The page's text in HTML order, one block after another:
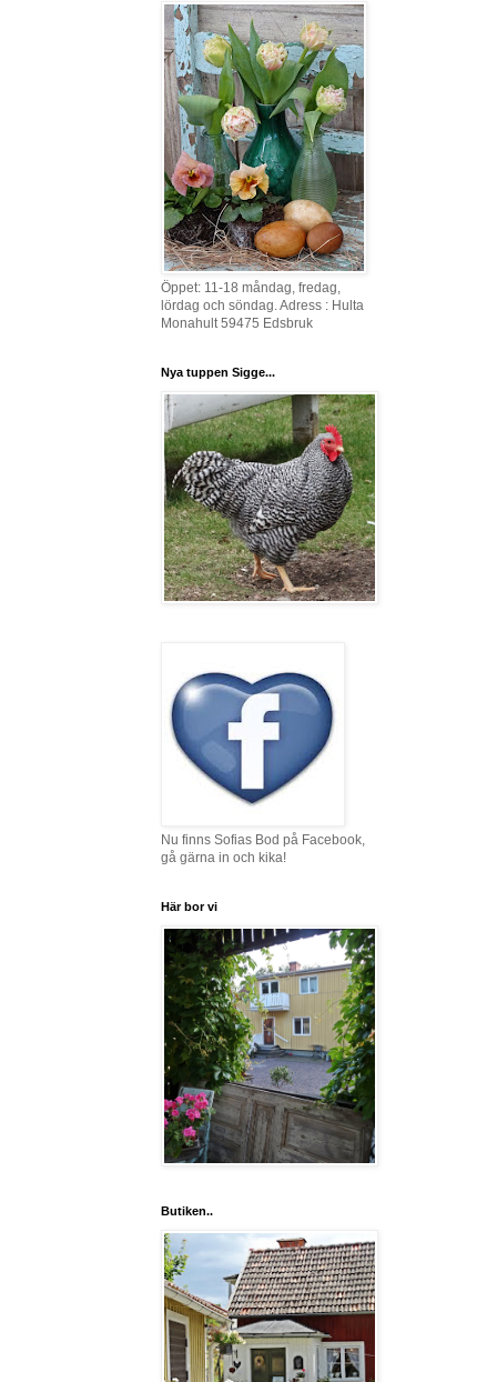
Öppet: 11-18 måndag, fredag,
lördag och söndag. Adress : Hulta
Monahult 59475 Edsbruk
Nya tuppen Sigge...
Nu finns Sofias Bod på Facebook,
gå gärna in och kika!
Här bor vi
Butiken..